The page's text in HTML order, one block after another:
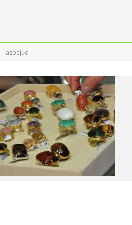
aspejud